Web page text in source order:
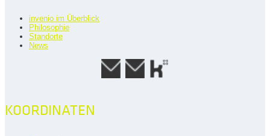
invenio im Überblick
Philosophie
Standorte
News
KOORDINATEN